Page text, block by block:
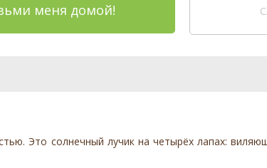
меня домой!
Это солнечный лучик на четырёх лапах: